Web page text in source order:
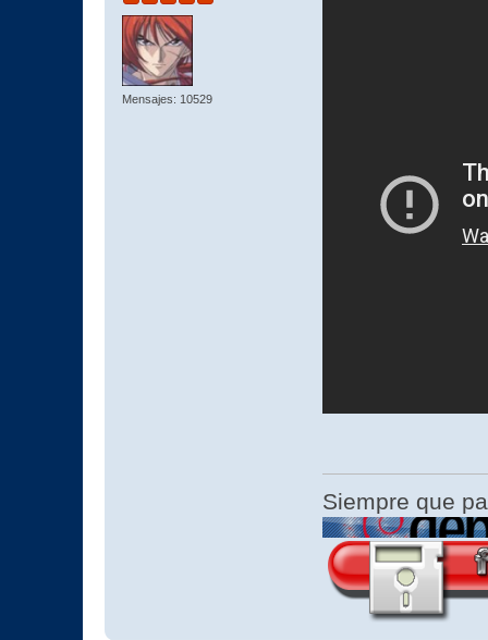
Mensajes: 10529
Siempre que